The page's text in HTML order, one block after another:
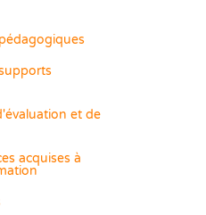
et de
acquises à